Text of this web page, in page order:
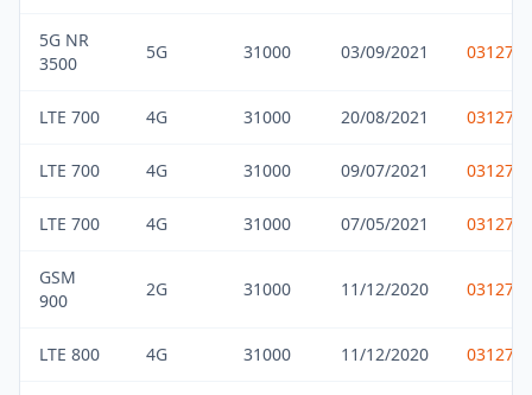
5G NR
3500
5G 31000 03/09/2021
LTE 700 4G 31000 20/08/2021
LTE 700 4G 31000 09/07/2021
LTE 700 4G 31000 07/05/2021
GSM
900
2G 31000 11/12/2020
LTE 800 4G 31000 11/12/2020